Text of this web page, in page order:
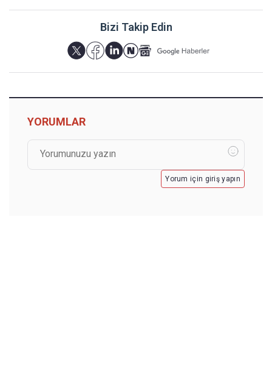
Bizi Takip Edin
YORUMLAR
Yorum için giriş yapın